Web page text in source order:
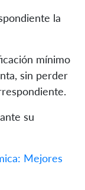
la
mínimo
sin perder
su